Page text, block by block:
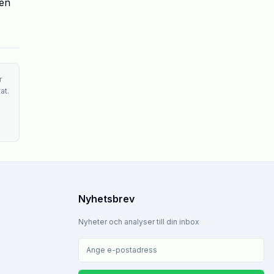
Nyhetsbrev
Nyheter och analyser till din inbox